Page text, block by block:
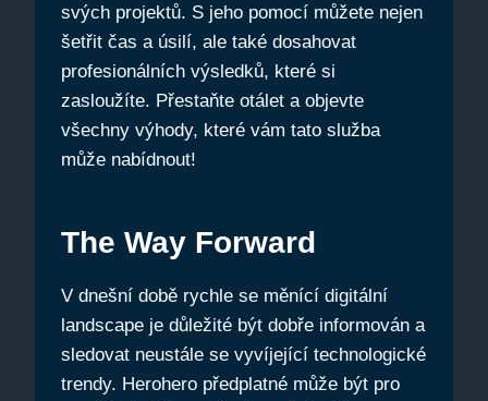
svých projektů. S jeho pomocí můžete nejen
šetřit čas a úsilí, ale také dosahovat
profesionálních výsledků, které si
zasloužíte. Přestaňte otálet a objevte
všechny výhody, které vám tato služba
může nabídnout!
The Way Forward
V dnešní době rychle se měnící digitální
landscape je důležité být dobře informován a
sledovat neustále se vyvíjející technologické
trendy. Herohero předplatné může být pro